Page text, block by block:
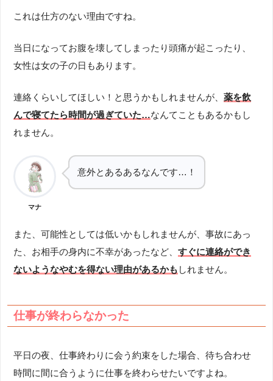
これは仕方のない理由ですね。
当日になってお腹を壊してしまったり頭痛が起こったり、
女性は女の子の日もあります。
連絡くらいしてほしい！と思うかもしれませんが、薬を飲
んで寝てたら時間が過ぎていた…なんてこともあるかもし
れません。
マナ
意外とあるあるなんです…！
また、可能性としては低いかもしれませんが、事故にあっ
た、お相手の身内に不幸があったなど、すぐに連絡ができ
ないようなやむを得ない理由があるかも しれません。
仕事が終わらなかった
平日の夜、仕事終わりに会う約束をした場合、待ち合わせ
時間に間に合うように仕事を終わらせたいですよね。